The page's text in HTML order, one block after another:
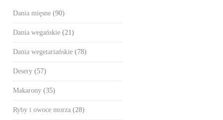
Dania mięsne (90)
Dania wegańskie (21)
Dania wegetariańskie (78)
Desery (57)
Makarony (35)
Ryby i owoce morza (28)